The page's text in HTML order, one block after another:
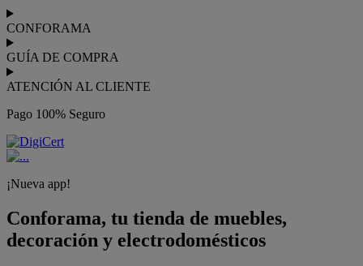
CONFORAMA
GUÍA DE COMPRA
ATENCIÓN AL CLIENTE
Pago 100% Seguro
¡Nueva app!
Conforama, tu tienda de muebles,
decoración y electrodomésticos